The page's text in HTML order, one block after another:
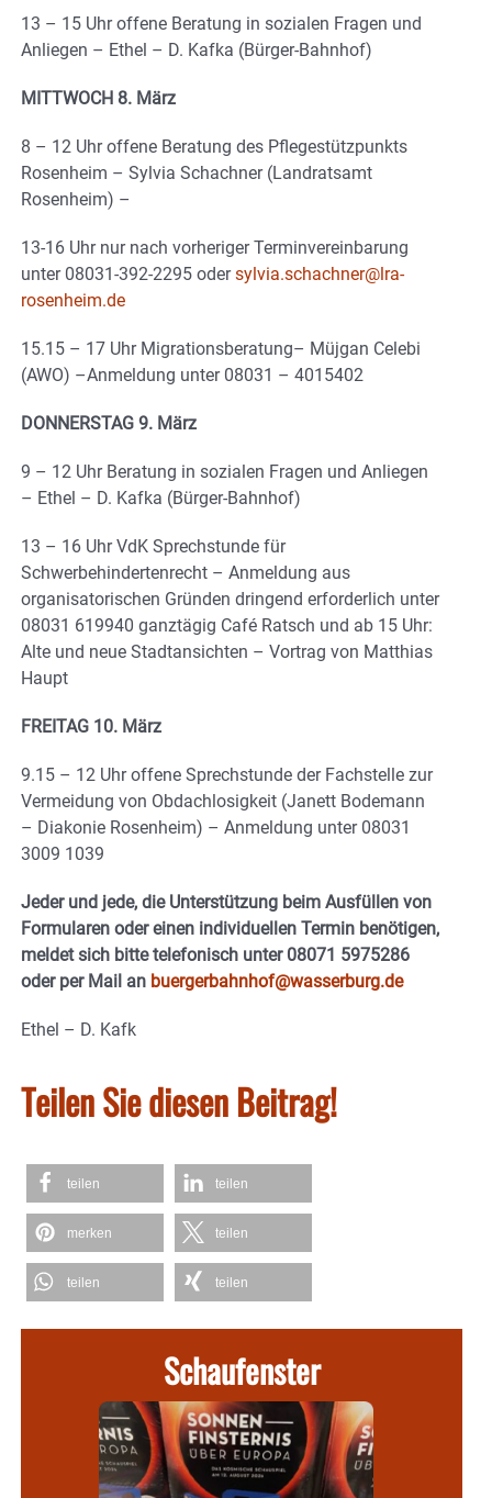
13 – 15 Uhr offene Beratung in sozialen Fragen und
Anliegen – Ethel – D. Kafka (Bürger-Bahnhof)
MITTWOCH 8. März
8 – 12 Uhr offene Beratung des Pflegestützpunkts
Rosenheim – Sylvia Schachner (Landratsamt
Rosenheim) –
13-16 Uhr nur nach vorheriger Terminvereinbarung
unter 08031-392-2295 odersylvia.schachner@lra-
rosenheim.de
15.15 – 17 Uhr Migrationsberatung– Müjgan Celebi
(AWO) –Anmeldung unter 08031 – 4015402
DONNERSTAG 9. März
9 – 12 Uhr Beratung in sozialen Fragen und Anliegen
– Ethel – D. Kafka (Bürger-Bahnhof)
13 – 16 Uhr VdK Sprechstunde für
Schwerbehindertenrecht – Anmeldung aus
organisatorischen Gründen dringend erforderlich unter
08031 619940 ganztägig Café Ratsch und ab 15 Uhr:
Alte und neue Stadtansichten – Vortrag von Matthias
Haupt
FREITAG 10. März
9.15 – 12 Uhr offene Sprechstunde der Fachstelle zur
Vermeidung von Obdachlosigkeit (Janett Bodemann
– Diakonie Rosenheim) – Anmeldung unter 08031
3009 1039
Jeder und jede, die Unterstützung beim Ausfüllen von
Formularen oder einen individuellen Termin benötigen,
meldet sich bitte telefonisch unter 08071 5975286
oder per Mail an buergerbahnhof@wasserburg.de
Ethel – D. Kafk
Teilen Sie diesen Beitrag!
teilen teilen
merken teilen
teilen teilen
Schaufenster